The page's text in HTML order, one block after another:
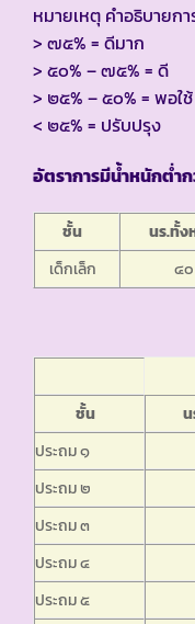
หมายเหตุ คำอธิบาย
> ๗๕% = ดีมาก
> ๕๐% – ๗๕% = ดี
> ๒๕% – ๕๐% = พอใช้
< ๒๕% = ปรับปรุง
อัตราการมีน้ำหนักต่ำ
ชั้น นร.ทั้ง
เด็กเล็ก
๔๐
ชั้น
ประถม ๑
ประถม ๒
ประถม ๓
ประถม ๔
ประถม ๕